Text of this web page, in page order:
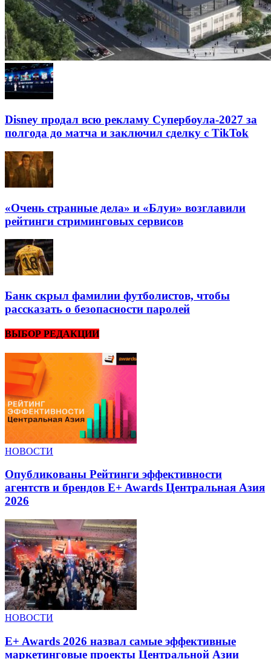
Disney продал всю рекламу Супербоула-2027 за
полгода до матча и заключил сделку с TikTok
«Очень странные дела» и «Блуи» возглавили
рейтинги стриминговых сервисов
Банк скрыл фамилии футболистов, чтобы
рассказать о безопасности паролей
ВЫБОР РЕДАКЦИИ
НОВОСТИ
Опубликованы Рейтинги эффективности
агентств и брендов E+ Awards Центральная Азия
2026
НОВОСТИ
E+ Awards 2026 назвал самые эффективные
маркетинговые проекты Центральной Азии